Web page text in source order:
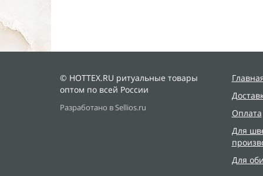
© HOTTEX.RU ритуальные товары
оптом по всей России
Разработано в Sellios.ru
Оплата
Для
Для